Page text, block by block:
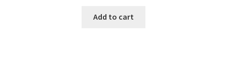
Add to cart